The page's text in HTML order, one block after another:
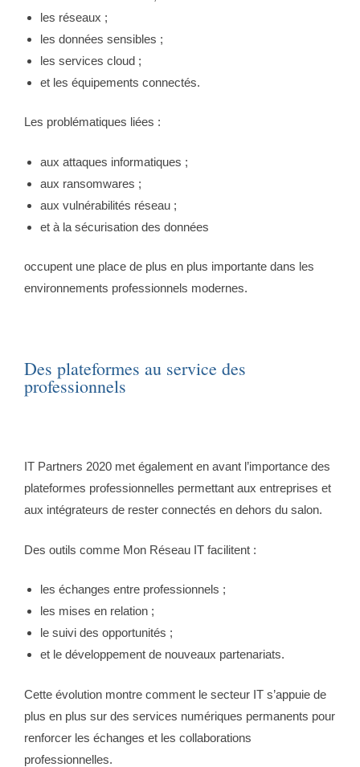
les réseaux ;
les données sensibles ;
les services cloud ;
et les équipements connectés.
Les problématiques liées :
aux attaques informatiques ;
aux ransomwares ;
aux vulnérabilités réseau ;
et à la sécurisation des données
occupent une place de plus en plus importante dans les
environnements professionnels modernes.
Des plateformes au service des
professionnels
IT Partners 2020 met également en avant l’importance des
plateformes professionnelles permettant aux entreprises et
aux intégrateurs de rester connectés en dehors du salon.
Des outils comme Mon Réseau IT facilitent :
les échanges entre professionnels ;
les mises en relation ;
le suivi des opportunités ;
et le développement de nouveaux partenariats.
Cette évolution montre comment le secteur IT s’appuie de
plus en plus sur des services numériques permanents pour
renforcer les échanges et les collaborations
professionnelles.